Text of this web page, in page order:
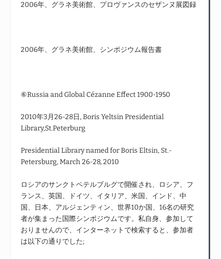
2006年、グラネ美術館、プロヴァンスのセザンヌ展図録
2006年、グラネ美術館、シンポジウム報告書
⑥Russia and Global Cézanne Effect 1900‐1950
2010年3月26-28日, Boris Yeltsin Presidential
Library,St.Peterburg
Presidential Library named for Boris Eltsin, St.-
Petersburg, March 26-28, 2010
ロシアのサンクトペテルブルグで開催され、ロシア、フ
ランス、英国、ドイツ、イタリア、米国、インド、中
国、日本、アルジェンティン、世界10か国、16名の研究
者が集まった国際シンポジウムです。私自身、参加して
おりませんので、インターネットで検索すると、参加者
は以下の通りでした;